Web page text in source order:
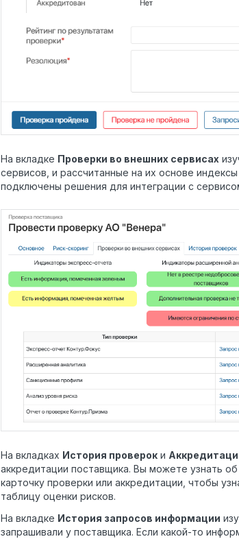
На вкладке Проверки во внешних сервисах
сервисов, и рассчитанные на их основе
подключены решения для интеграции с
На вкладках История проверок и
аккредитации поставщика. Вы можете узнать
карточку проверки или аккредитации, чтобы
таблицу оценки рисков.
На вкладке История запросов информации
запрашивали у поставщика. Если какой-то